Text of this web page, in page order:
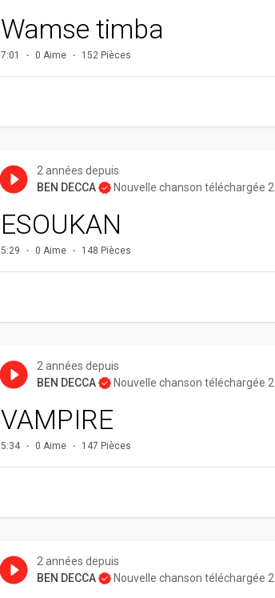
Wamse timba
7:01 0 Aime 152 Pièces
2 années depuis
BEN DECCA
Nouvelle chanson téléchargée
ESOUKAN
5:29 0 Aime 148 Pièces
2 années depuis
BEN DECCA
Nouvelle chanson téléchargée
VAMPIRE
5:34 0 Aime 147 Pièces
2 années depuis
BEN DECCA
Nouvelle chanson téléchargée